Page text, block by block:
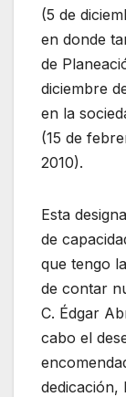
(5 de
en donde
de
diciembre
en la
(15 de
2010).
Esta
de
que tengo
de contar
C. Édgar
cabo el
dedicación,